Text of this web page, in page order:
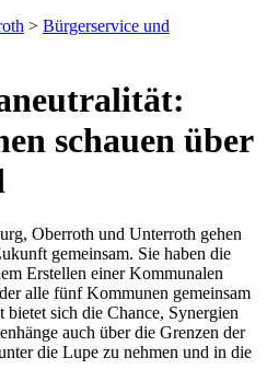
> Bürgerservice und
schauen über
Oberroth und Unterroth gehen
gemeinsam. Sie haben die
Erstellen einer Kommunalen
alle fünf Kommunen gemeinsam
sich die Chance, Synergien
auch über die Grenzen der
die Lupe zu nehmen und in die